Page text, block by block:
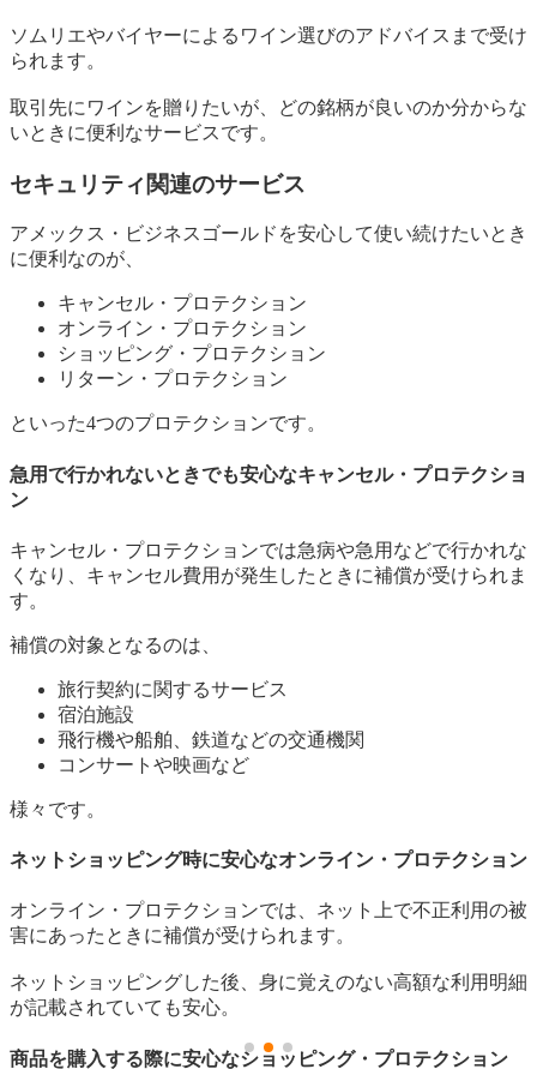
ソムリエやバイヤーによるワイン選びのアドバイスまで受け
られます。
取引先にワインを贈りたいが、どの銘柄が良いのか分からな
いときに便利なサービスです。
セキュリティ関連のサービス
アメックス・ビジネスゴールドを安心して使い続けたいとき
に便利なのが、
キャンセル・プロテクション
オンライン・プロテクション
ショッピング・プロテクション
リターン・プロテクション
といった4つのプロテクションです。
急用で行かれないときでも安心なキャンセル・プロテクショ
ン
キャンセル・プロテクションでは急病や急用などで行かれな
くなり、キャンセル費用が発生したときに補償が受けられま
す。
補償の対象となるのは、
旅行契約に関するサービス
宿泊施設
飛行機や船舶、鉄道などの交通機関
コンサートや映画など
様々です。
ネットショッピング時に安心なオンライン・プロテクション
オンライン・プロテクションでは、ネット上で不正利用の被
害にあったときに補償が受けられます。
ネットショッピングした後、身に覚えのない高額な利用明細
が記載されていても安心。
商品を購入する際に安心なショッピング・プロテクション